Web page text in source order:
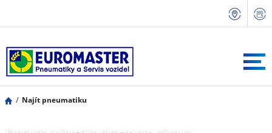
Najít pneumatiku